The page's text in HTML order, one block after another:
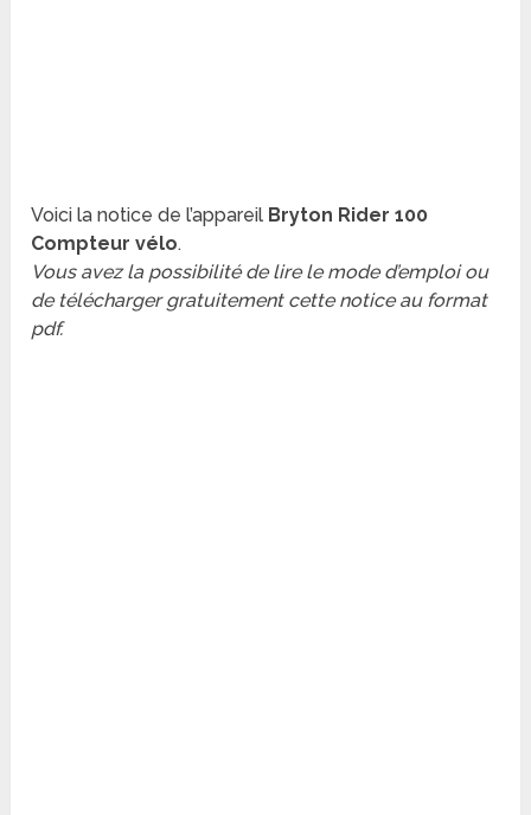
Voici la notice de l’appareil Bryton Rider 100
Compteur vélo.
Vous avez la possibilité de lire le mode d’emploi ou
de télécharger gratuitement cette notice au format
pdf.